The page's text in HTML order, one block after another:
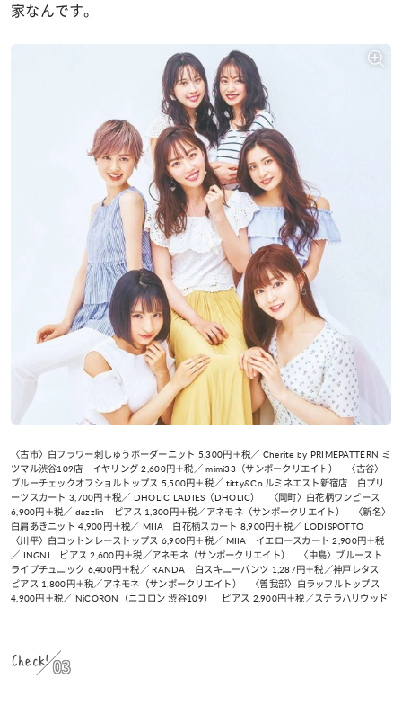
家なんです。
〈古市〉白フラワー刺しゅうボーダーニット 5,300円＋税／ Cherite by PRIMEPATTERN ミ
ツマル渋谷109店 イヤリング 2,600円＋税／ mimi33（サンポークリエイト） 〈古谷〉
ブルーチェックオフショルトップス 5,500円＋税／ titty&Co.ルミネエスト新宿店 白プリ
ーツスカート 3,700円＋税／ DHOLIC LADIES（DHOLIC） 〈岡町〉白花柄ワンピース
6,900円＋税／ dazzlin ピアス 1,300円＋税／アネモネ（サンポークリエイト） 〈新名〉
白肩あきニット 4,900円＋税／ MIIA 白花柄スカート 8,900円＋税／ LODISPOTTO
〈川平〉白コットンレーストップス 6,900円＋税／ MIIA イエロースカート 2,900円＋税
／ INGNI ピアス 2,600円＋税／アネモネ（サンポークリエイト） 〈中島〉ブルースト
ライプチュニック 6,400円＋税／ RANDA 白スキニーパンツ 1,287円＋税／神戸レタス
ピアス 1,800円＋税／アネモネ（サンポークリエイト） 〈曽我部〉白ラッフルトップス
4,900円＋税／ NiCORON（ニコロン 渋谷109） ピアス 2,900円＋税／ステラハリウッド
Check! 03